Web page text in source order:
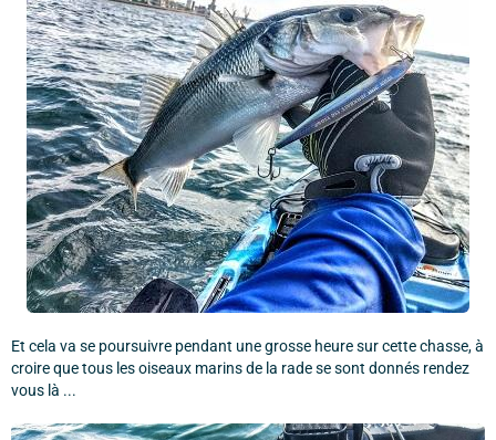
Et cela va se poursuivre pendant une grosse heure sur cette chasse, à
croire que tous les oiseaux marins de la rade se sont donnés rendez
vous là ...